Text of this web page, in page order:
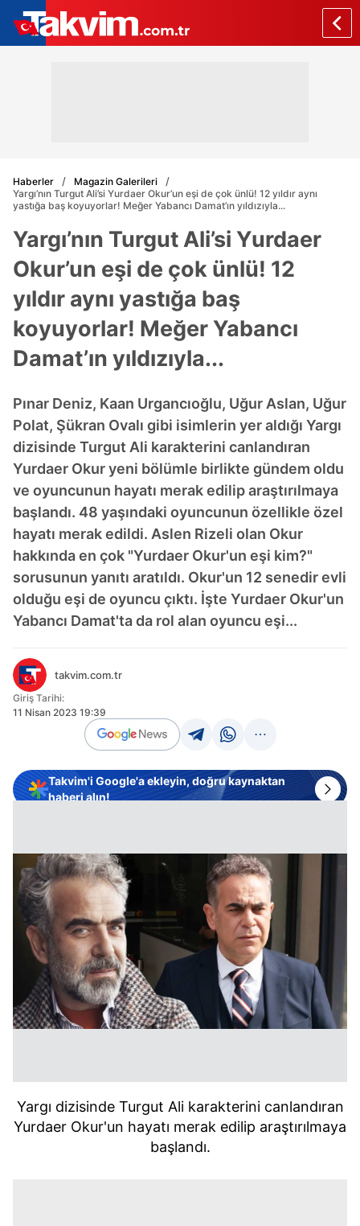
Haberler
Magazin Galerileri
Yargı’nın Turgut Ali’si Yurdaer Okur’un eşi de çok ünlü! 12 yıldır aynı
yastığa baş koyuyorlar! Meğer Yabancı Damat’ın yıldızıyla...
Yargı’nın Turgut Ali’si Yurdaer
Okur’un eşi de çok ünlü! 12
yıldır aynı yastığa baş
koyuyorlar! Meğer Yabancı
Damat’ın yıldızıyla...
Pınar Deniz, Kaan Urgancıoğlu, Uğur Aslan, Uğur
Polat, Şükran Ovalı gibi isimlerin yer aldığı Yargı
dizisinde Turgut Ali karakterini canlandıran
Yurdaer Okur yeni bölümle birlikte gündem oldu
ve oyuncunun hayatı merak edilip araştırılmaya
başlandı. 48 yaşındaki oyuncunun özellikle özel
hayatı merak edildi. Aslen Rizeli olan Okur
hakkında en çok "Yurdaer Okur'un eşi kim?"
sorusunun yanıtı aratıldı. Okur'un 12 senedir evli
olduğu eşi de oyuncu çıktı. İşte Yurdaer Okur'un
Yabancı Damat'ta da rol alan oyuncu eşi...
takvim.com.tr
Giriş Tarihi:
11 Nisan 2023 19:39
Takvim'i Google'a ekleyin, doğru kaynaktan
haberi alın!
Yargı dizisinde Turgut Ali karakterini canlandıran
Yurdaer Okur'un hayatı merak edilip araştırılmaya
başlandı.